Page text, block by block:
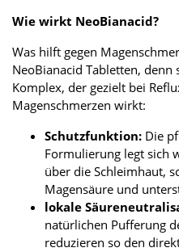
Wie wirkt NeoBianacid?
Was hilft gegen
NeoBianacid Tabletten,
Komplex, der gezielt bei
Magenschmerzen wirkt:
Schutzfunktion: Die
Formulierung legt sich
über die Schleimhaut,
Magensäure und
lokale
natürlichen Pufferung
reduzieren so den